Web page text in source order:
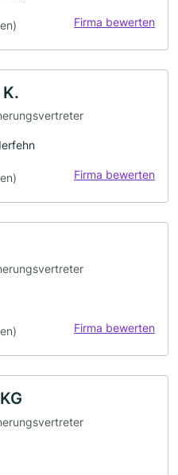
Firma bewerten
Firma bewerten
Firma bewerten